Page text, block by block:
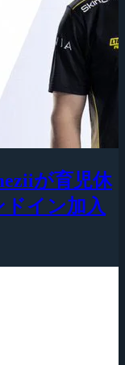
が育児休
イン加入